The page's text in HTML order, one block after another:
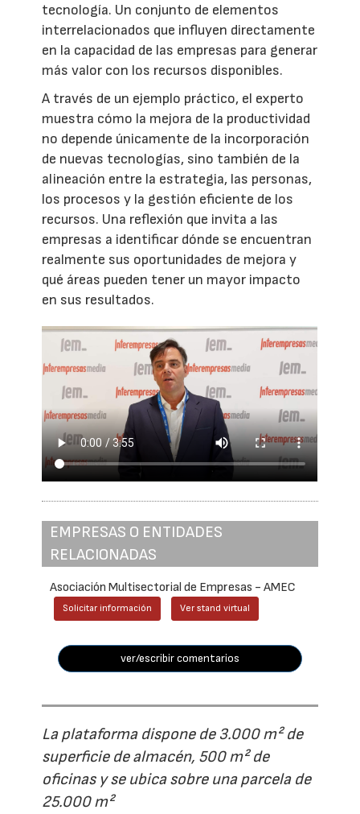
tecnología. Un conjunto de elementos
interrelacionados que influyen directamente
en la capacidad de las empresas para generar
más valor con los recursos disponibles.
A través de un ejemplo práctico, el experto
muestra cómo la mejora de la productividad
no depende únicamente de la incorporación
de nuevas tecnologías, sino también de la
alineación entre la estrategia, las personas,
los procesos y la gestión eficiente de los
recursos. Una reflexión que invita a las
empresas a identificar dónde se encuentran
realmente sus oportunidades de mejora y
qué áreas pueden tener un mayor impacto
en sus resultados.
EMPRESAS O ENTIDADES
RELACIONADAS
Asociación Multisectorial de Empresas - AMEC
Solicitar información Ver stand virtual
ver/escribir comentarios
La plataforma dispone de 3.000 m² de
superficie de almacén, 500 m² de
oficinas y se ubica sobre una parcela de
25.000 m²